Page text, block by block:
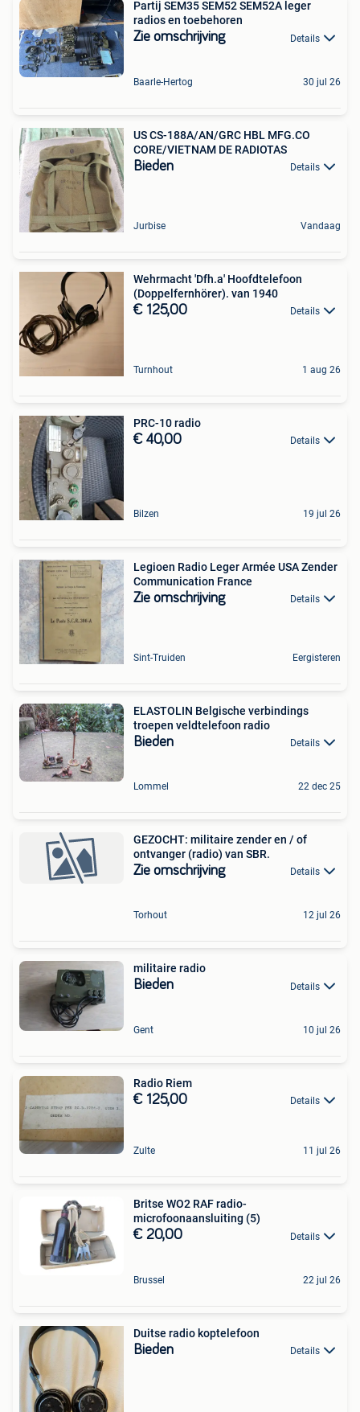
Partij SEM35 SEM52 SEM52A leger
radios en toebehoren
Zie omschrijving Details
Baarle-Hertog 30 jul 26
US CS-188A/AN/GRC HBL MFG.CO
CORE/VIETNAM DE RADIOTAS
Bieden Details
Jurbise Vandaag
Wehrmacht 'Dfh.a' Hoofdtelefoon
(Doppelfernhörer). van 1940
€ 125,00 Details
Turnhout 1 aug 26
PRC-10 radio
€ 40,00 Details
Bilzen 19 jul 26
Legioen Radio Leger Armée USA Zender
Communication France
Zie omschrijving Details
Sint-Truiden Eergisteren
ELASTOLIN Belgische verbindings
troepen veldtelefoon radio
Bieden Details
Lommel 22 dec 25
GEZOCHT: militaire zender en / of
ontvanger (radio) van SBR.
Zie omschrijving Details
Torhout 12 jul 26
militaire radio
Bieden Details
Gent 10 jul 26
Radio Riem
€ 125,00 Details
Zulte 11 jul 26
Britse WO2 RAF radio-
microfoonaansluiting (5)
€ 20,00 Details
Brussel 22 jul 26
Duitse radio koptelefoon
Bieden Details